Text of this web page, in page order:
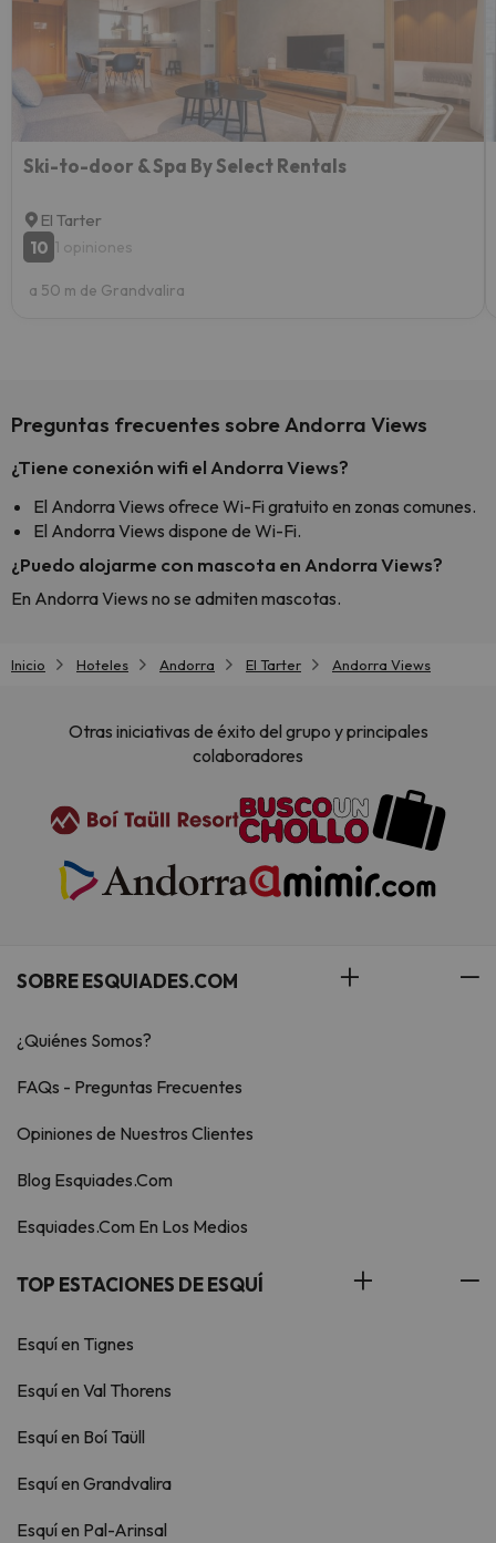
yo.
Ski-to-door & Spa By Select Rentals
El Tarter
10 1 opiniones
a 50 m de Grandvalira
Preguntas frecuentes sobre Andorra Views
¿Tiene conexión wifi el Andorra Views?
El Andorra Views ofrece Wi-Fi gratuito en zonas comunes.
El Andorra Views dispone de Wi-Fi.
¿Puedo alojarme con mascota en Andorra Views?
En Andorra Views no se admiten mascotas.
Inicio Hoteles Andorra El Tarter Andorra Views
Otras iniciativas de éxito del grupo y principales
colaboradores
SOBRE ESQUIADES.COM
¿Quiénes Somos?
FAQs - Preguntas Frecuentes
Opiniones de Nuestros Clientes
Blog Esquiades.Com
Esquiades.Com En Los Medios
TOP ESTACIONES DE ESQUÍ
Esquí en Tignes
Esquí en Val Thorens
Esquí en Boí Taüll
Esquí en Grandvalira
Esquí en Pal-Arinsal